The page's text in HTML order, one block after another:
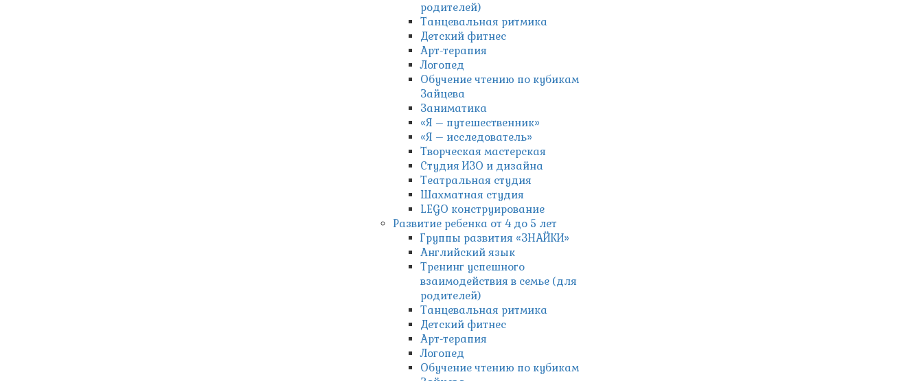
родителей)
Танцевальная ритмика
Детский фитнес
Арт-терапия
Логопед
Обучение чтению по кубикам
Зайцева
Заниматика
«Я – путешественник»
«Я – исследователь»
Творческая мастерская
Студия ИЗО и дизайна
Театральная студия
Шахматная студия
LEGO конструирование
Развитие ребенка от 4 до 5 лет
Группы развития «ЗНАЙКИ»
Английский язык
Тренинг успешного
взаимодействия в семье (для
родителей)
Танцевальная ритмика
Детский фитнес
Арт-терапия
Логопед
Обучение чтению по кубикам